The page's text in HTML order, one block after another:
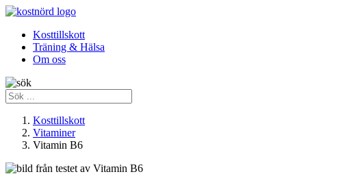
Kosttillskott
Träning & Hälsa
Om oss
Kosttillskott
Vitaminer
Vitamin B6